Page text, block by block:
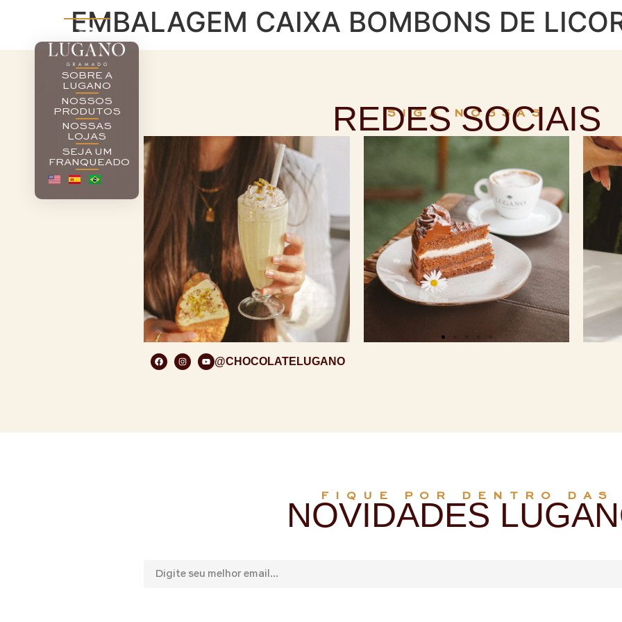
SOBRE A
LUGANO
NOSSOS
PRODUTOS
NOSSAS
LOJAS
SEJA UM
FRANQUEADO
EMBALAGEM CAIXA BOMBONS DE
SIGA NOSSAS
REDES SOCIAIS
@CHOCOLATELUGANO
FIQUE POR DENTRO DAS
NOVIDADES